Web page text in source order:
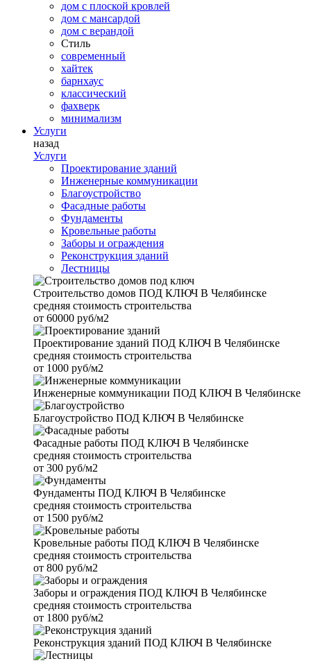
дом с плоской кровлей
дом с мансардой
дом с верандой
Стиль
современный
хайтек
барнхаус
классический
фахверк
минимализм
Услуги
назад
Услуги
Проектирование зданий
Инженерные коммуникации
Благоустройство
Фасадные работы
Фундаменты
Кровельные работы
Заборы и ограждения
Реконструкция зданий
Лестницы
Строительство домов ПОД КЛЮЧ В Челябинске
средняя стоимость строительства
от 60000 руб/м2
Проектирование зданий ПОД КЛЮЧ В Челябинске
средняя стоимость строительства
от 1000 руб/м2
Инженерные коммуникации ПОД КЛЮЧ В Челябинске
Благоустройство ПОД КЛЮЧ В Челябинске
Фасадные работы ПОД КЛЮЧ В Челябинске
средняя стоимость строительства
от 300 руб/м2
Фундаменты ПОД КЛЮЧ В Челябинске
средняя стоимость строительства
от 1500 руб/м2
Кровельные работы ПОД КЛЮЧ В Челябинске
средняя стоимость строительства
от 800 руб/м2
Заборы и ограждения ПОД КЛЮЧ В Челябинске
средняя стоимость строительства
от 1800 руб/м2
Реконструкция зданий ПОД КЛЮЧ В Челябинске